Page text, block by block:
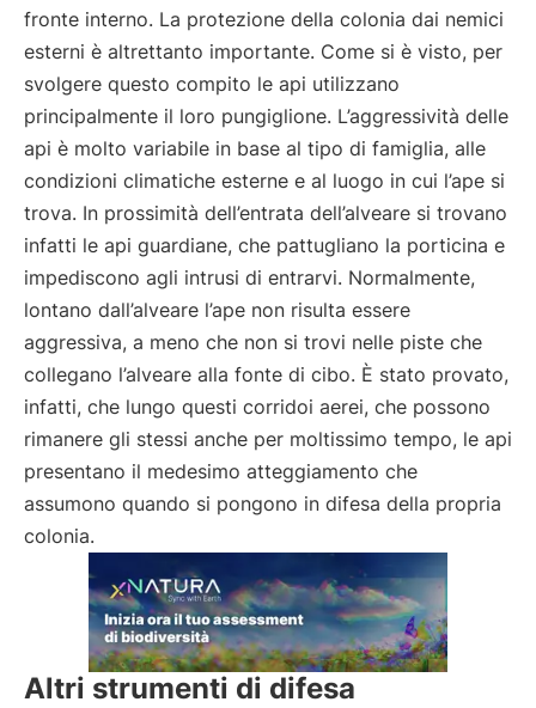
fronte interno. La protezione della colonia dai nemici
esterni è altrettanto importante. Come si è visto, per
svolgere questo compito le api utilizzano
principalmente il loro pungiglione. L’aggressività delle
api è molto variabile in base al tipo di famiglia, alle
condizioni climatiche esterne e al luogo in cui l’ape si
trova. In prossimità dell’entrata dell’alveare si trovano
infatti le api guardiane, che pattugliano la porticina e
impediscono agli intrusi di entrarvi. Normalmente,
lontano dall’alveare l’ape non risulta essere
aggressiva, a meno che non si trovi nelle piste che
collegano l’alveare alla fonte di cibo. È stato provato,
infatti, che lungo questi corridoi aerei, che possono
rimanere gli stessi anche per moltissimo tempo, le api
presentano il medesimo atteggiamento che
assumono quando si pongono in difesa della propria
colonia.
Altri strumenti di difesa